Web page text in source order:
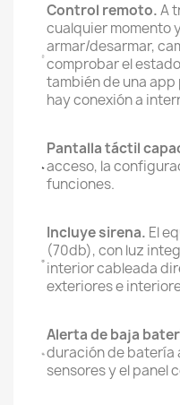
Control remoto.A
cualquier momento
armar/desarmar,
comprobar el
también de una
hay conexión a
Pantalla táctil
acceso, la
funciones.
Incluye sirena. El
(70db), con luz
interior cableada
exteriores e
Alerta de baja
duración de batería
sensores y el panel